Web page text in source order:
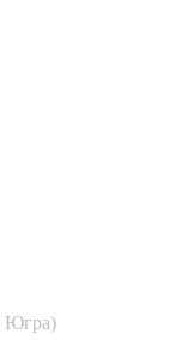
Югра)